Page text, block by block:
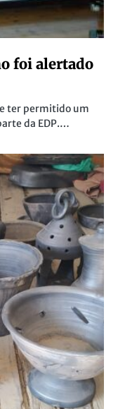
foi alertado
ter permitido um
da EDP.…